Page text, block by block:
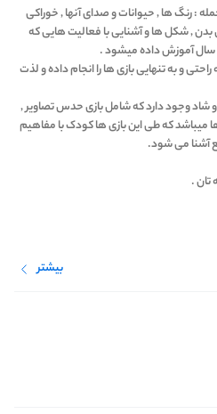
: رنگ ها , حیوانات و صدای آنها , خوراکی
, شکل ها و آشنایی با فعالیت هایی که
به راحتی و به تنهایی بازی ها را انجام داده و لذت
هیجان انگیز و شاد وجود دارد که شامل بازی حدس تصاویر ,
که طی این بازی ها کودک با مفاهیم
آشنا می شود.
تان .
بیشتر